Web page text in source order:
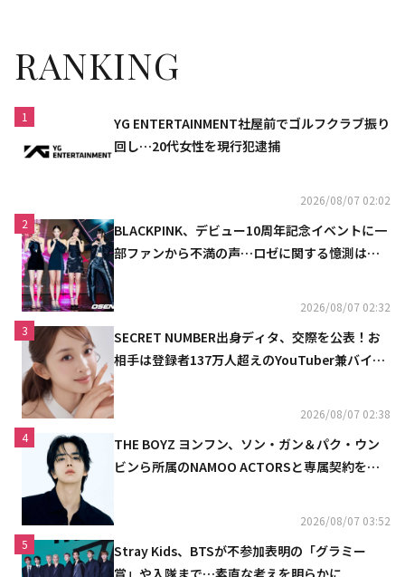
RANKING
1
YG ENTERTAINMENT社屋前でゴルフクラブ振り
回し…20代女性を現行犯逮捕
2026/08/07 02:02
2
BLACKPINK、デビュー10周年記念イベントに一
部ファンから不満の声…ロゼに関する憶測は否
2026/08/07 02:32
3
SECRET NUMBER出身ディタ、交際を公表！お
相手は登録者137万人超えのYouTuber兼バイオ
2026/08/07 02:38
4
THE BOYZ ヨンフン、ソン・ガン＆パク・ウン
ビンら所属のNAMOO ACTORSと専属契約を締
2026/08/07 03:52
5
Stray Kids、BTSが不参加表明の「グラミー
賞」や入隊まで…素直な考えを明らかに